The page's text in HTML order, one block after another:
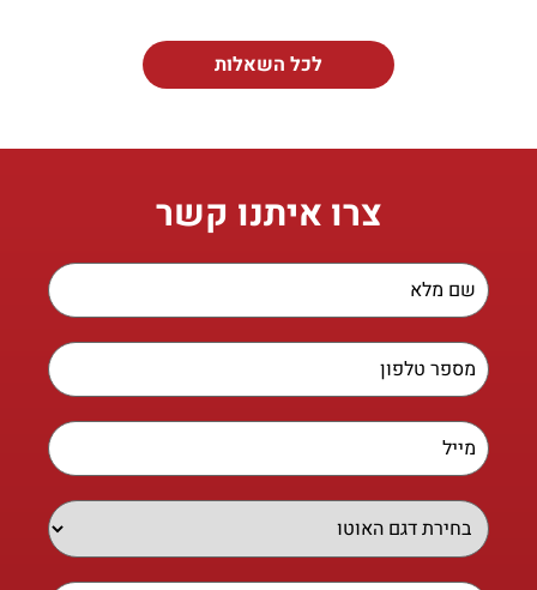
לכל השאלות
צרו איתנו קשר